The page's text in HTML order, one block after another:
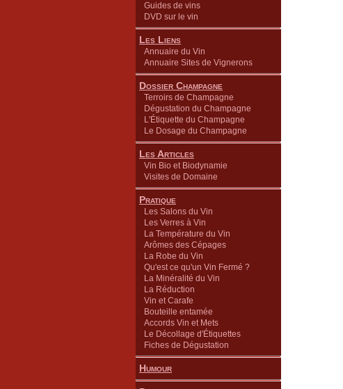
Guides de vins
DVD sur le vin
Les Liens
Annuaire du Vin
Annuaire Sites de Vignerons
Dossier Champagne
Terroirs de Champagne
Dégustation du Champagne
L'Étiquette du Champagne
Le Dosage du Champagne
Les Articles
Vin Bio et Biodynamie
Visites de Domaine
Pratique
Les Salons du Vin
Les Verres à Vin
La Température du Vin
Arômes des Cépages
La Robe du Vin
Qu'est ce qu'un Vin Fermé ?
La Minéralité du Vin
La Réduction
Vin et Carafe
Bouteille entamée
Accords Vin et Mets
Le Décollage d'Étiquettes
Fiches de Dégustation
Humour